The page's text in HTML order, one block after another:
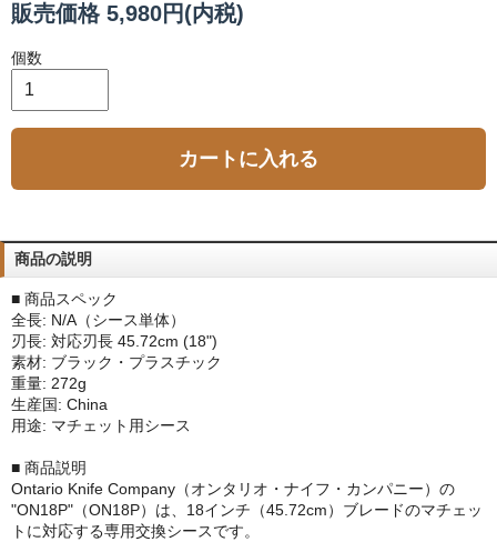
販売価格 5,980円(内税)
個数
カートに入れる
商品の説明
■ 商品スペック
全長: N/A（シース単体）
刃長: 対応刃長 45.72cm (18")
素材: ブラック・プラスチック
重量: 272g
生産国: China
用途: マチェット用シース
■ 商品説明
Ontario Knife Company（オンタリオ・ナイフ・カンパニー）の
"ON18P"（ON18P）は、18インチ（45.72cm）ブレードのマチェッ
トに対応する専用交換シースです。